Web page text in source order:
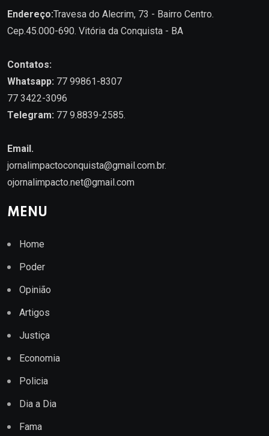
Endereço:Travesa do Alecrim, 73 - Bairro Centro.
Cep.45.000-690. Vitória da Conquista - BA
Contatos:
Whatsapp: 77 99861-8307
77 3422-3096
Telegram: 77 9.8839-2585.
Email.
jornalimpactoconquista@gmail.com.br.
ojornalimpacto.net@gmail.com
MENU
Home
Poder
Opinião
Artigos
Justiça
Economia
Policia
Dia a Dia
Fama